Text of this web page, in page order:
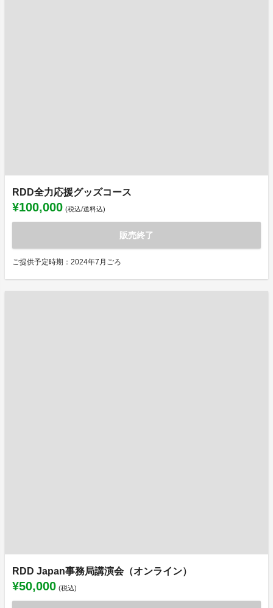
RDD全力応援グッズコース
¥100,000 (税込/送料込)
販売終了
ご提供予定時期：2024年7月ごろ
RDD Japan事務局講演会（オンライン）
¥50,000 (税込)